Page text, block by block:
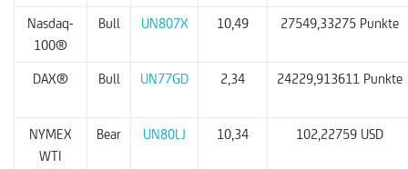
Nasdaq-
100®
Bull UN807X 10,49 27549,33275 Punkte
DAX® Bull UN77GD 2,34 24229,913611 Punkte
NYMEX
WTI
Bear UN80LJ 10,34 102,22759 USD